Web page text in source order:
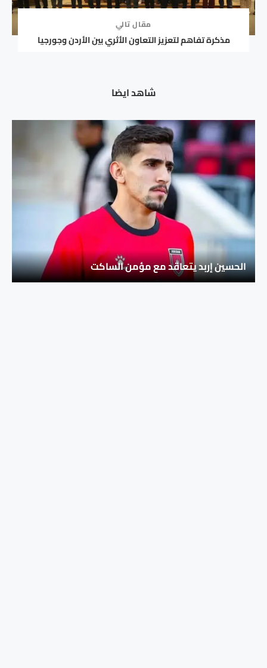
مقال تالي
مذكرة تفاهم لتعزيز التعاون الأثري بين الأردن وجورجيا
شاهد ايضا
الحسين إربد يتعاقد مع مؤمن الساكت